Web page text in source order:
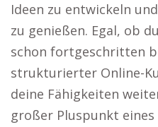
Ideen zu entwickeln
zu genießen. Egal, ob
schon fortgeschritten
strukturierter Online-
deine Fähigkeiten
großer Pluspunkt